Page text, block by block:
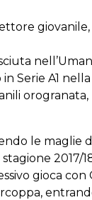
Serie A1 nella
orogranata,
le maglie
2017/
gioca con